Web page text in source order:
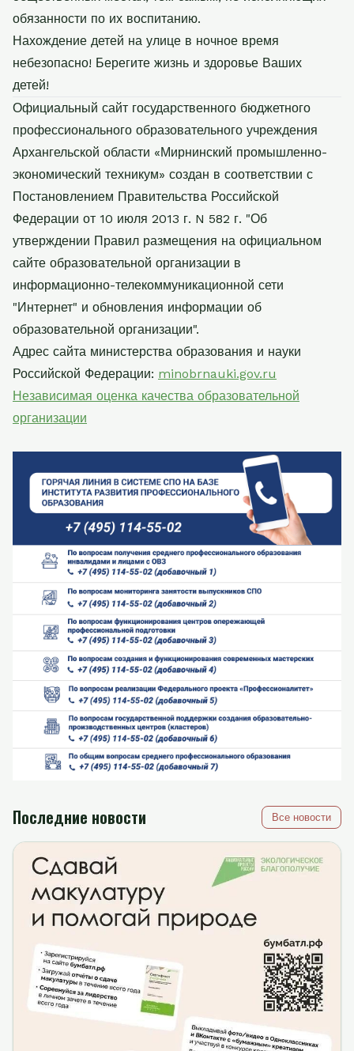
обязанности по их воспитанию.
Нахождение детей на улице в ночное время
небезопасно! Берегите жизнь и здоровье Ваших
детей!
Официальный сайт государственного бюджетного
профессионального образовательного учреждения
Архангельской области «Мирнинский промышленно-
экономический техникум» создан в соответствии с
Постановлением Правительства Российской
Федерации от 10 июля 2013 г. N 582 г. "Об
утверждении Правил размещения на официальном
сайте образовательной организации в
информационно-телекоммуникационной сети
"Интернет" и обновления информации об
образовательной организации".
Адрес сайта министерства образования и науки
Российской Федерации: minobrnauki.gov.ru
Независимая оценка качества образовательной
организации
Последние новости Все новости